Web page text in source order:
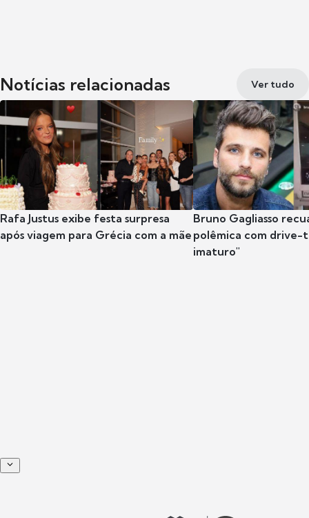
Notícias relacionadas Ver tudo
Rafa Justus exibe festa surpresa
após viagem para Grécia com a mãe
Bruno Gagliasso
polêmica com drive-
imaturo"